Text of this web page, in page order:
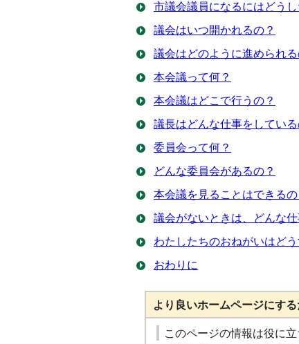
市議会議員になるにはどう
議会はいつ開かれるの？
議会はどのように進められる
本会議って何？
本会議はどこで行うの？
議長はどんな仕事をしている
委員会って何？
どんな委員会があるの？
本会議を見ることはできるの
議会がないときは、どんな
わたしたちのおねがいはど
おわりに
より良いホームページにす
このページの情報は役に立